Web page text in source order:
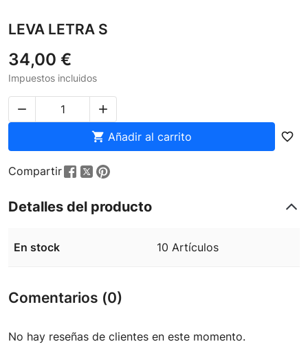
LEVA LETRA S
34,00 €
Impuestos incluidos


 Añadir al carrito favorite_border
Compartir
Detalles del producto
En stock 10 Artículos
Comentarios (0)
No hay reseñas de clientes en este momento.